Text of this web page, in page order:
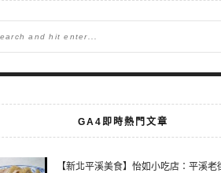
GA4即時熱門文章
【新北平溪美食】怡如小吃店：平溪老